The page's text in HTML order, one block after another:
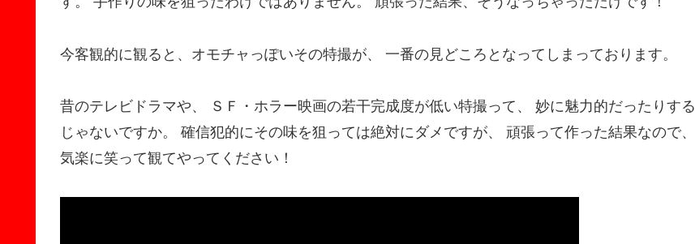
今客観的に観ると、オモチャっぽいその特撮が、 一番の見どころとなってしまっております。
昔のテレビドラマや、 ＳＦ・ホラー映画の若干完成度が低い特撮って、 妙に魅力的だったりする
じゃないですか。 確信犯的にその味を狙っては絶対にダメですが、 頑張って作った結果なので、
気楽に笑って観てやってください！